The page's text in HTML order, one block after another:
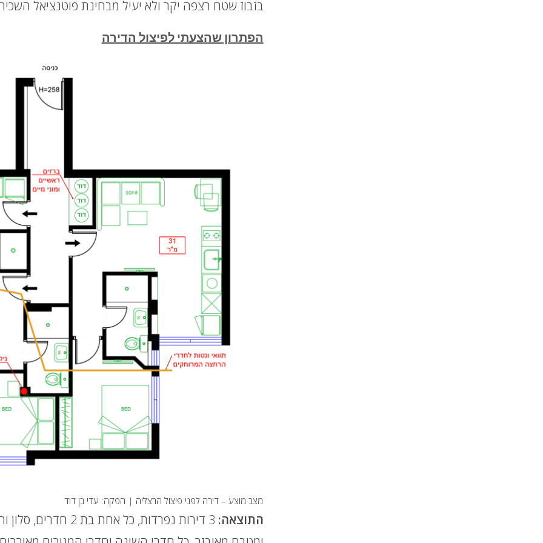
בזבוז שטח רצפה יקר ולא יעיל מבחינת פוטנציאל
הפתרון שהצעתי לפיצול הדירה
מצב מוצע – דירה לפני פיצול הרצליה | הפקה: עדי בן דוד
התוצאה:
3 דירות נפרדות, כל